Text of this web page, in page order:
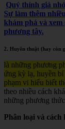
Quý thính giả
Sự làm thêm
khám phá và
phương tây.
2. Huyền thuật (hay còn
là những phương
ứng kỳ lạ, huyền bí
phạm vi hiểu biết
theo nhiều cách
những phương
Phân loại và cách